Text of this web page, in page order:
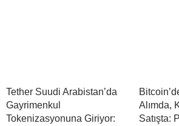
Tether Suudi Arabistan’da
Gayrimenkul
Tokenizasyonuna Giriyor:
Alımda,
Satışta: